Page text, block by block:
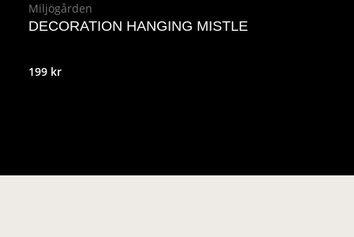
Miljögården
DECORATION HANGING MISTLE
199 kr